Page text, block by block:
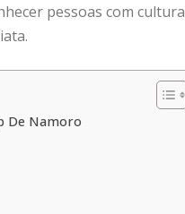
pessoas com
De Namoro